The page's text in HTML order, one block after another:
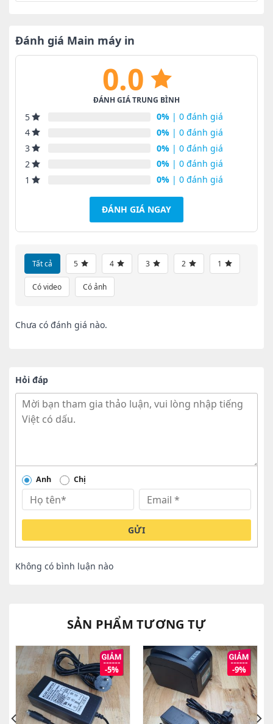
1.450.000₫.
Đánh giá Main máy in
0.0
ĐÁNH GIÁ TRUNG BÌNH
5 0% | 0 đánh giá
4
0% | 0 đánh giá
3
0% | 0 đánh giá
2
0% | 0 đánh giá
1
0% | 0 đánh giá
ĐÁNH GIÁ NGAY
Tất cả 5 4 3 2 1
Có video Có ảnh
Chưa có đánh giá nào.
Hỏi đáp
Anh Chị
GỬI
Không có bình luận nào
SẢN PHẨM TƯƠNG TỰ
-5% -9%